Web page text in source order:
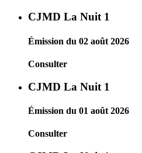
CJMD La Nuit 1
Émission du 02 août 2026
Consulter
CJMD La Nuit 1
Émission du 01 août 2026
Consulter